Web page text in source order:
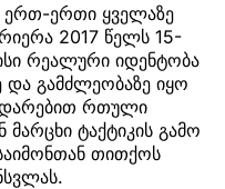
ერთ-ერთი ყველაზე
2017 წელს 15-
რეალური იდენტობა
და გამძლეობაზე იყო
რთული
ტაქტიკის გამო
თითქოს